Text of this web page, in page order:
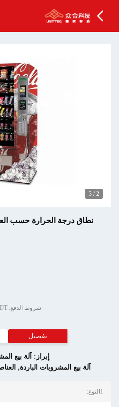
2
/
3
نطاق درجة الحرارة حسب
شروط الدفع: L/CD/AD/PT/T ويسترن يونيون موني جرام
تفصيل
إبراز: آلة بيع
آلة بيع المشروبات الباردة,
1النوع: